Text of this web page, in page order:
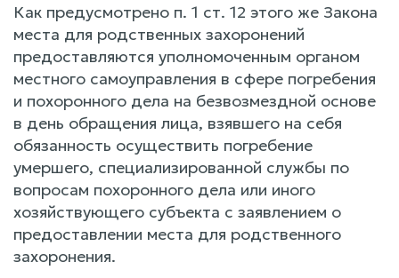
Как предусмотрено п. 1 ст. 12 этого же Закона
места для родственных захоронений
предоставляются уполномоченным органом
местного самоуправления в сфере погребения
и похоронного дела на безвозмездной основе
в день обращения лица, взявшего на себя
обязанность осуществить погребение
умершего, специализированной службы по
вопросам похоронного дела или иного
хозяйствующего субъекта с заявлением о
предоставлении места для родственного
захоронения.